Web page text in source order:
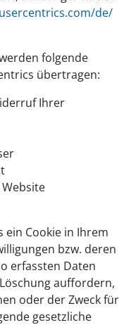
de/
folgende
übertragen:
Ihrer
ein Cookie in Ihrem
bzw. deren
erfassten Daten
auffordern,
oder der Zweck für
gesetzliche